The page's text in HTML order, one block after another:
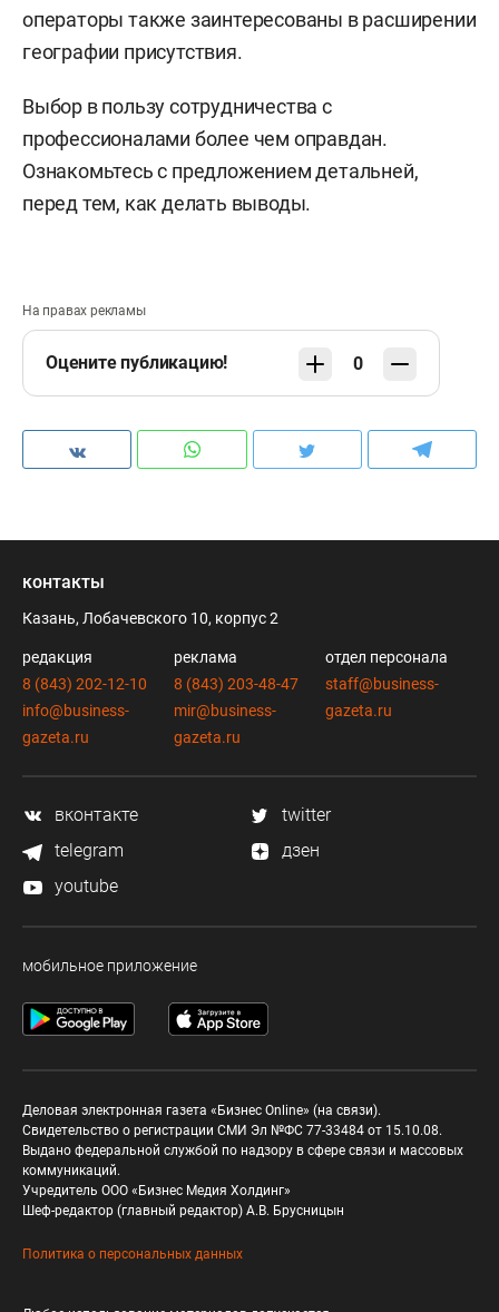
операторы также заинтересованы в расширении
географии присутствия.
Выбор в пользу сотрудничества с
профессионалами более чем оправдан.
Ознакомьтесь с предложением детальней,
перед тем, как делать выводы.
На правах рекламы
Оцените публикацию! 0
контакты
Казань, Лобачевского 10, корпус 2
редакция
8 (843) 202-12-10
info@business-
gazeta.ru
реклама
8 (843) 203-48-47
mir@business-
gazeta.ru
отдел персонала
staff@business-
gazeta.ru
вконтакте
twitter
telegram
дзен
youtube
мобильное приложение
Деловая электронная газета «Бизнес Online» (на связи).
Свидетельство о регистрации СМИ Эл №ФС 77-33484 от 15.10.08.
Выдано федеральной службой по надзору в сфере связи и массовых
коммуникаций.
Учредитель ООО «Бизнес Медия Холдинг»
Шеф-редактор (главный редактор) А.В. Брусницын
Политика о персональных данных